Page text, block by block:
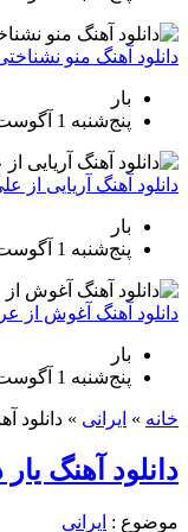
دانلود آهنگ منو نشناختی
بار
پنج‌شنبه 1 آگوست 2024
دانلود آهنگ آریایی از علی
بار
پنج‌شنبه 1 آگوست 2024
دانلود آهنگ آغوش از عرفان
بار
پنج‌شنبه 1 آگوست 2024
خانه » ایرانی » دانلود
دانلود آهنگ
موضوع : ایرانی